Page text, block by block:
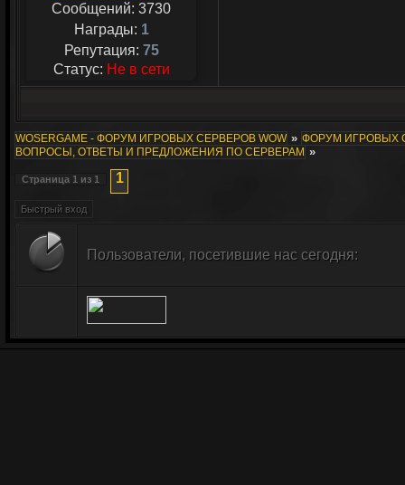
Сообщений: 3730
Награды: 1
Репутация: 75
Статус: Не в сети
WOSERGAME - ФОРУМ ИГРОВЫХ СЕРВЕРОВ WOW » ФОРУМ ИГРОВЫХ
ВОПРОСЫ, ОТВЕТЫ И ПРЕДЛОЖЕНИЯ ПО СЕРВЕРАМ »
Страница 1 из 1 1
Пользователи, посетившие нас сегодня: